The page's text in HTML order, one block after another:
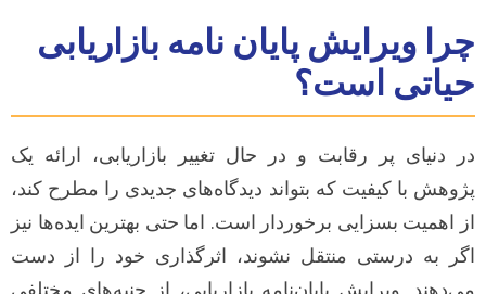
چرا ویرایش پایان نامه بازاریابی
حیاتی است؟
در دنیای پر رقابت و در حال تغییر بازاریابی، ارائه یک
پژوهش با کیفیت که بتواند دیدگاه‌های جدیدی را مطرح کند،
از اهمیت بسزایی برخوردار است. اما حتی بهترین ایده‌ها نیز
اگر به درستی منتقل نشوند، اثرگذاری خود را از دست